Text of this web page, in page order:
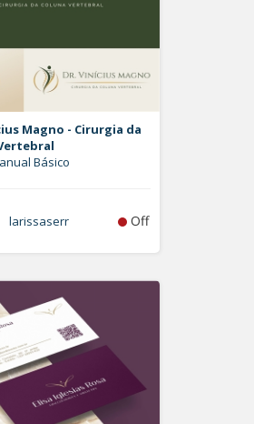
Magno - Cirurgia da
Básico
larissaserr Off